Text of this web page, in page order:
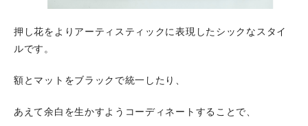
押し花をよりアーティスティックに表現したシックなスタイ
ルです。
額とマットをブラックで統一したり、
あえて余白を生かすようコーディネートすることで、